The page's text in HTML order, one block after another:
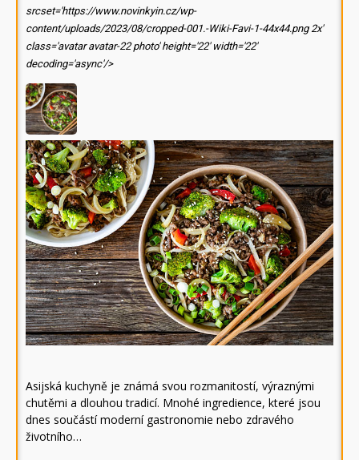
srcset='https://www.novinkyin.cz/wp-
content/uploads/2023/08/cropped-001.-Wiki-Favi-1-44x44.png 2x'
class='avatar avatar-22 photo' height='22' width='22'
decoding='async'/>
Asijská kuchyně je známá svou rozmanitostí, výraznými
chutěmi a dlouhou tradicí. Mnohé ingredience, které jsou
dnes součástí moderní gastronomie nebo zdravého
životního…